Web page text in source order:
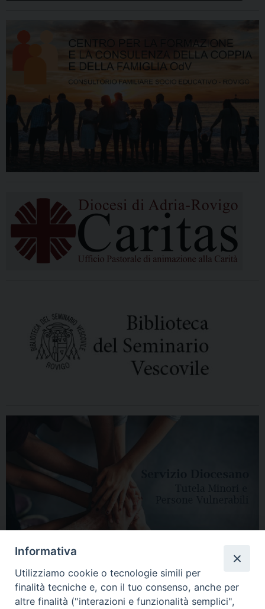
Informativa
Utilizziamo cookie o tecnologie simili per
finalità tecniche e, con il tuo consenso, anche per
altre finalità ("interazioni e funzionalità semplici",